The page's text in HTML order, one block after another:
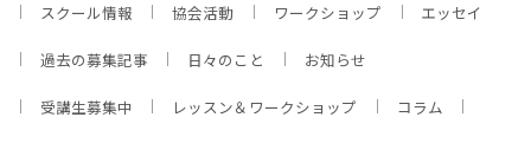
スクール情報 協会活動 ワークショップ エッセイ
過去の募集記事 日々のこと お知らせ
受講生募集中 レッスン＆ワークショップ コラム